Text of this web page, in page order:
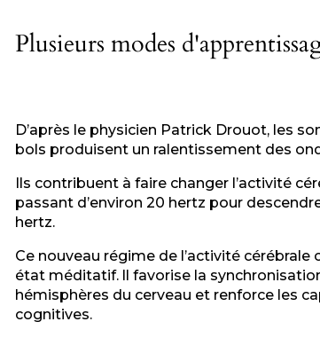
Plusieurs modes
D’après le physicien Patrick Drouot, les
bols produisent un ralentissement des
Ils contribuent à faire changer l’activité
passant d’environ 20 hertz pour
hertz.
Ce nouveau régime de l’activité cérébrale
état méditatif. ll favorise la
hémisphères du cerveau et renforce les
cognitives.